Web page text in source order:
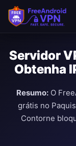
Pular para o
Servidor
Obtenha
Resumo:O
grátis no
Contorne